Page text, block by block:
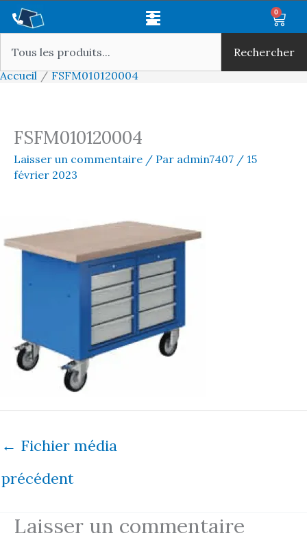
Aller
contenu
Main
0
Rechercher
Accueil
FSFM010120004
FSFM010120004
Laisser un commentaire / Par admin7407 / 15
février 2023
← Fichier média
précédent
Laisser un commentaire